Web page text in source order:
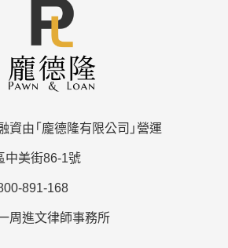
資由「龐德隆有限公司」營運
中美街86-1號
891-168
周進文律師事務所